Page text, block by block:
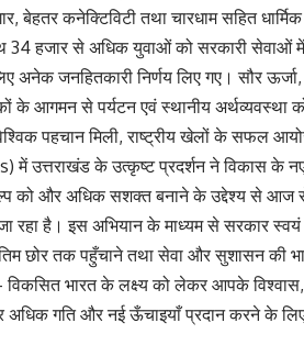
बेहतर कनेक्टिविटी तथा चारधाम सहित
34 हजार से अधिक युवाओं को सरकारी
जनहितकारी निर्णय लिए गए। सौर ऊर्जा,
के आगमन से पर्यटन एवं स्थानीय अर्थव्यवस्था
वैश्विक पहचान मिली, राष्ट्रीय खेलों के सफल
में उत्तराखंड के उत्कृष्ट प्रदर्शन ने विकास के
को और अधिक सशक्त बनाने के उद्देश्य से आज
जा रहा है। इस अभियान के माध्यम से सरकार
छोर तक पहुँचाने तथा सेवा और सुशासन की
विकसित भारत के लक्ष्य को लेकर आपके
अधिक गति और नई ऊँचाइयाँ प्रदान करने के